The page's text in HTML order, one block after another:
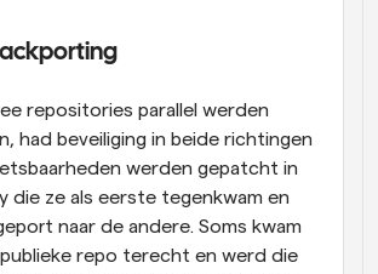
repositories parallel werden
had beveiliging in beide richtingen
werden gepatcht in
die ze als eerste tegenkwam en
naar de andere. Soms kwam
repo terecht en werd die